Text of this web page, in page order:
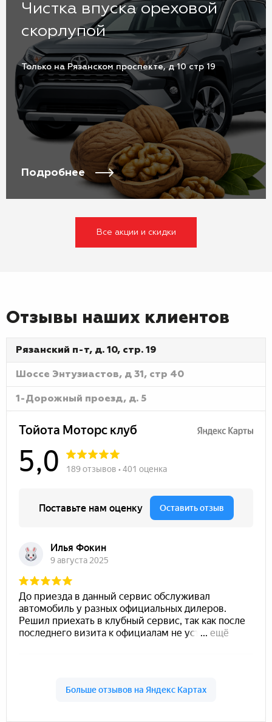
Чистка впуска ореховой
скорлупой
Только на Рязанском проспекте, д 10 стр 19
Подробнее
Все акции и скидки
Отзывы наших клиентов
Рязанский п-т, д. 10, стр. 19
Шоссе Энтузиастов, д 31, стр 40
1-Дорожный проезд, д. 5